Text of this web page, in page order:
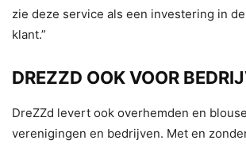
zie deze service als een investering in
klant.”
DREZZD OOK VOOR
DreZZd levert ook overhemden en
verenigingen en bedrijven. Met en